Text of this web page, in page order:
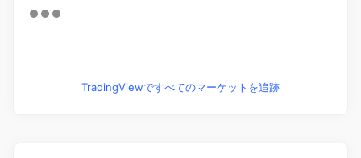
TradingViewですべてのマーケットを追跡